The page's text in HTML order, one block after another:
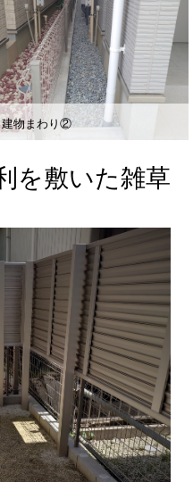
建物まわり②
を敷いた雑草